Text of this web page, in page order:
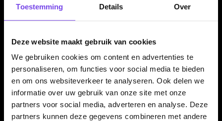
Toestemming Details Over
Deze website maakt gebruik van cookies
We gebruiken cookies om content en advertenties te
personaliseren, om functies voor social media te bieden
en om ons websiteverkeer te analyseren. Ook delen we
informatie over uw gebruik van onze site met onze
partners voor social media, adverteren en analyse. Deze
partners kunnen deze gegevens combineren met andere
Shark grip met fijne inkepingen voor controle en
houvast
✓ Verkrijgbaar in 23 en 25 gram
✓ Compleet geleverd met Bull's shafts en Shark flights
Dartpijl Materiaal:90% Tungsten